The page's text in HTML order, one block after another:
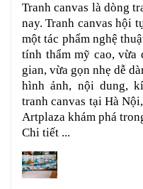
Tranh canvas là dòng
nay. Tranh canvas hội
một tác phẩm nghệ
tính thẩm mỹ cao, vừa
gian, vừa gọn nhẹ dễ
hình ảnh, nội dung,
tranh canvas tại Hà
Artplaza khám phá
Chi tiết ...